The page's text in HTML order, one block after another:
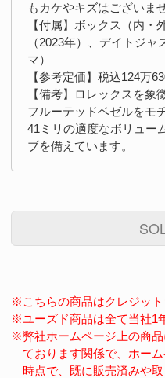
もカケやキズはございま
【付属】ボックス（内・
（2023年）、デイトジ
マ）
【参考定価】税込124万
【備考】ロレックスを象
フルーテッドベゼルをモ
41ミリの適度なボリュー
ブを備えています。
※こちらの商品はクレジッ
※ユーズド商品は全て当社1
※弊社ホームページ上の商
ております関係で、ホー
時点で、既に販売済みや